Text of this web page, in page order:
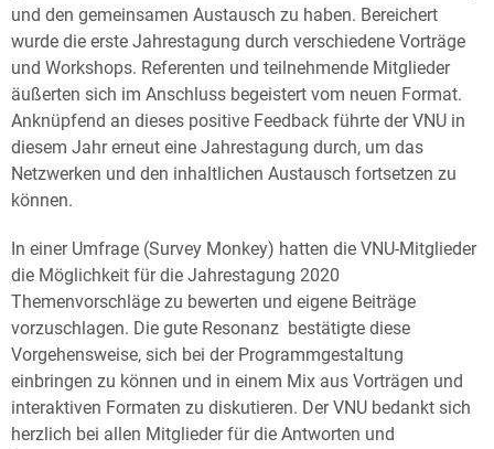
und den gemeinsamen Austausch zu haben. Bereichert
wurde die erste Jahrestagung durch verschiedene Vorträge
und Workshops. Referenten und teilnehmende Mitglieder
äußerten sich im Anschluss begeistert vom neuen Format.
Anknüpfend an dieses positive Feedback führte der VNU in
diesem Jahr erneut eine Jahrestagung durch, um das
Netzwerken und den inhaltlichen Austausch fortsetzen zu
können.
In einer Umfrage (Survey Monkey) hatten die VNU-Mitglieder
die Möglichkeit für die Jahrestagung 2020
Themenvorschläge zu bewerten und eigene Beiträge
vorzuschlagen. Die gute Resonanz bestätigte diese
Vorgehensweise, sich bei der Programmgestaltung
einbringen zu können und in einem Mix aus Vorträgen und
interaktiven Formaten zu diskutieren. Der VNU bedankt sich
herzlich bei allen Mitglieder für die Antworten und